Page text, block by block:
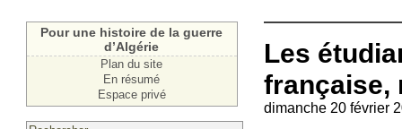
Pour une histoire de la guerre
d’Algérie
Plan du site
En résumé
Espace privé
Les
française,
dimanche 20 février